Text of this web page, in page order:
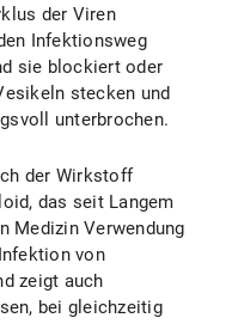
der Viren
Infektionsweg
sie blockiert oder
stecken und
unterbrochen.
der Wirkstoff
das seit Langem
Medizin Verwendung
von
zeigt auch
bei gleichzeitig